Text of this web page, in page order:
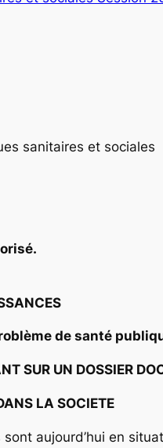
sanitaires et sociales
de santé
SUR UN DOSSIER
LA SOCIETE
aujourd’hui en